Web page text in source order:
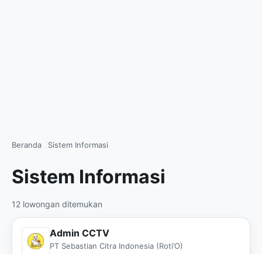
Beranda Sistem Informasi
Sistem Informasi
12 lowongan ditemukan
Admin CCTV
PT Sebastian Citra Indonesia (Roti’O)